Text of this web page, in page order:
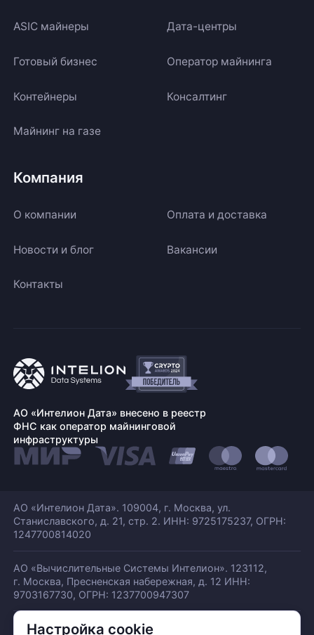
Настройка cookie
ASIC майнеры
Готовый бизнес
Контейнеры
Майнинг на газе
Дата-центры
Оператор майнинга
Консалтинг
Компания
О компании Оплата и доставка
Новости и блог Вакансии
Контакты
АО «Интелион Дата» внесено в реестр
ФНС как оператор майнинговой
инфраструктуры
АО «Интелион Дата». 109004, г. Москва, ул.
Станиславского, д. 21, стр. 2. ИНН: 9725175237, ОГРН:
1247700814020
АО «Вычислительные Системы Интелион». 123112,
г. Москва, Пресненская набережная, д. 12 ИНН:
9703167730, ОГРН: 1237700947307
© АО «ИНТЕЛИОН ДАТА» 2026